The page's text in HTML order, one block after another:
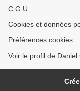
C.G.U.
Cookies et données
Préférences cookies
Voir le profil de